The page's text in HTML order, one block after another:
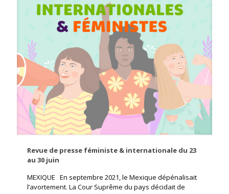
Revue de presse féministe & internationale du 23
au 30 juin
MEXIQUE En septembre 2021, le Mexique dépénalisait
l’avortement. La Cour Suprême du pays décidait de